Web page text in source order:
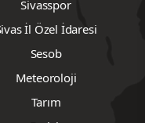
Sivasspor
İl Özel İdaresi
Sesob
Meteoroloji
Tarım